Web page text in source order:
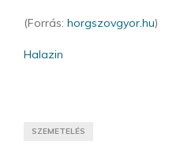
(Forrás: horgszovgyor.hu)
Halazin
SZEMETELÉS